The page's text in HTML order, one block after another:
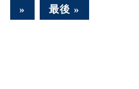
» 最後 »